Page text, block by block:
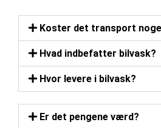
Koster det transport
Hvad indbefatter bilvask?
Hvor levere i bilvask?
Er det pengene værd?